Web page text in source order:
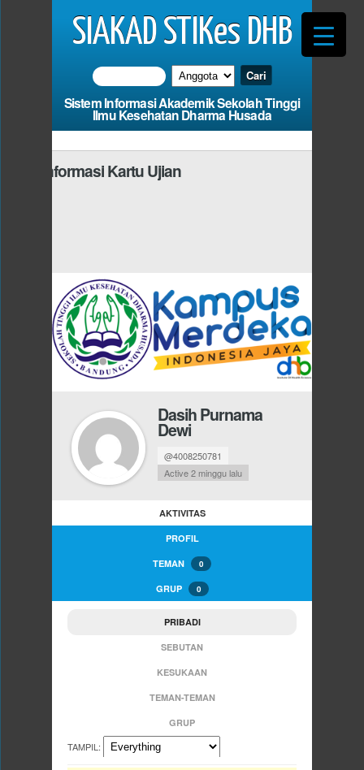
SIAKAD STIKes DHB
Sistem Informasi Akademik Sekolah Tinggi
Ilmu Kesehatan Dharma Husada
Informasi Kartu Ujian
Dasih Purnama
Dewi
@4008250781
Active 2 minggu lalu
AKTIVITAS
PROFIL
TEMAN 0
GRUP 0
PRIBADI
SEBUTAN
KESUKAAN
TEMAN-TEMAN
GRUP
TAMPIL: